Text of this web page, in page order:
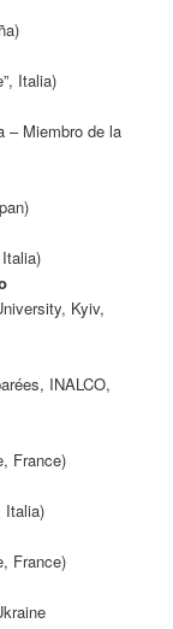
Italia)
– Miembro de la
Italia)
Kyiv,
INALCO,
France)
Italia)
France)